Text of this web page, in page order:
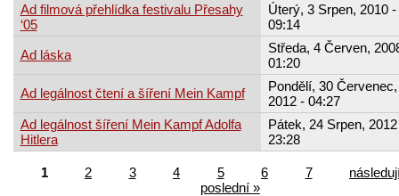
Ad filmová přehlídka festivalu Přesahy
‘05
Úterý, 3 Srpen, 2010 -
09:14
Ad láska
Středa, 4 Červen,
01:20
Ad legálnost čtení a šíření Mein Kampf
Pondělí, 30 Červenec,
2012 - 04:27
Ad legálnost šíření Mein Kampf Adolfa
Hitlera
Pátek, 24 Srpen,
23:28
1 2 3 4 5 6 7
poslední »